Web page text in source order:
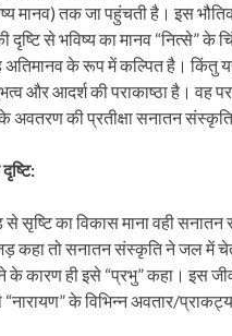
मानव) तक जा पहुंचती है। इस
दृष्टि से भविष्य का मानव “नित्से”
अतिमानव के रूप में कल्पित है। किंतु
और आदर्श की पराकाष्ठा है। वह
अवतरण की प्रतीक्षा सनातन
से सृष्टि का विकास माना वही
कहा तो सनातन संस्कृति ने जल में
के कारण ही इसे “प्रभु” कहा। इस जीव
के विभिन्न अवतार/